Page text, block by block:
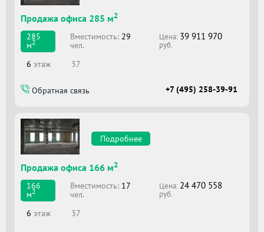
Продажа офиса 285 м2
285
м2
Вместимоcть: 29
чел.
Цена: 39 911 970
руб.
6 этаж 37
Обратная связь +7 (495) 258-39-91
Подробнее
Продажа офиса 166 м2
166
м2
Вместимоcть: 17
чел.
Цена: 24 470 558
руб.
6 этаж 37